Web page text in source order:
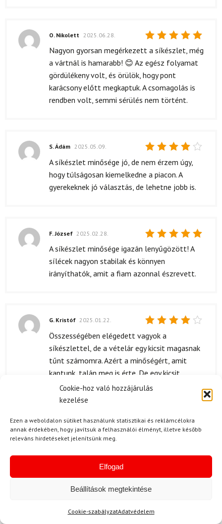
Cookie-hoz való hozzájárulás
kezelése
Ezen a weboldalon sütiket használunk statisztikai és reklámcélokra
annak érdekében, hogy javítsuk a felhasználói élményt, illetve később
releváns hirdetéseket jelenítsünk meg.
Elfogad
Beállítások megtekintése
Cookie-szabályzatAdatvédelem
Értékelés:
O. Nikolett 2025.06.28.
Nagyon gyorsan megérkezett a síkészlet, még
a vártnál is hamarabb! 😊 Az egész folyamat
gördülékeny volt, és örülök, hogy pont
karácsony előtt megkaptuk. A csomagolás is
rendben volt, semmi sérülés nem történt.
Értékelés:
S. Ádám 2025.05.09.
A síkészlet minősége jó, de nem érzem úgy,
hogy túlságosan kiemelkedne a piacon. A
gyerekeknek jó választás, de lehetne jobb is.
Értékelés:
/ 5
F. József 2025.02.28.
A síkészlet minősége igazán lenyűgözött! A
sílécek nagyon stabilak és könnyen
irányíthatók, amit a fiam azonnal észrevett.
Értékelés:
4
G. Kristóf 2025.01.22.
Összességében elégedett vagyok a
síkészlettel, de a vételár egy kicsit magasnak
tűnt számomra. Azért a minőségért, amit
kaptunk, talán meg is érte. De egy kicsit
átgondolnám a következő vásárlást.
5/ 5
G. Kristóf 2024.12.22.
a síelést ezzel a felszereléssel. 🔥
Csodálatosan teljesít a pályán, minden
egész nap tudunk síelni anélkül, hogy